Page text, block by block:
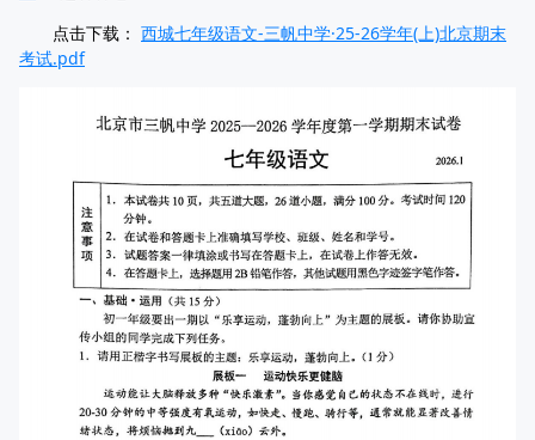
点击下载： 西城七年级语文-三帆中学·25-26学年(上)北京期末
考试.pdf